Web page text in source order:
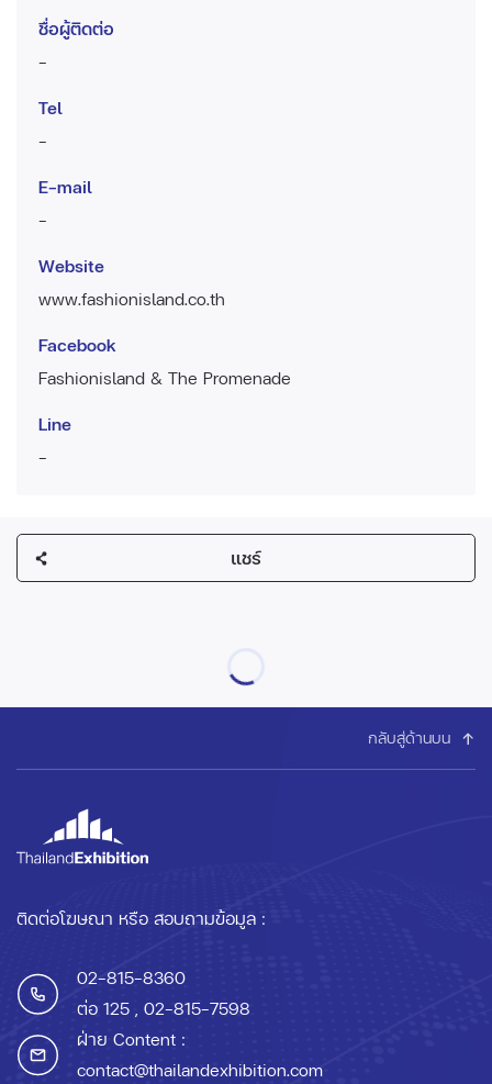
ชื่อผู้ติดต่อ
-
Tel
-
E-mail
-
Website
www.fashionisland.co.th
Facebook
Fashionisland & The Promenade
Line
-
แชร์
กลับสู่ด้านบน
ติดต่อโฆษณา หรือ สอบถามข้อมูล :
02-815-8360
ต่อ 125 , 02-815-7598
ฝ่าย Content :
contact@thailandexhibition.com